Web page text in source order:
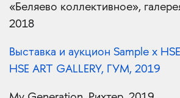
«Беляево коллективное»,
2018
Выставка и аукцион Sample х
HSE ART GALLERY, ГУМ, 2019